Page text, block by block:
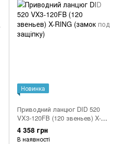
Новинка
Приводний ланцюг DID 520
VX3-120FB (120 звеньев) X-
RING (замок под защіпку)
4 358 грн
В наявності